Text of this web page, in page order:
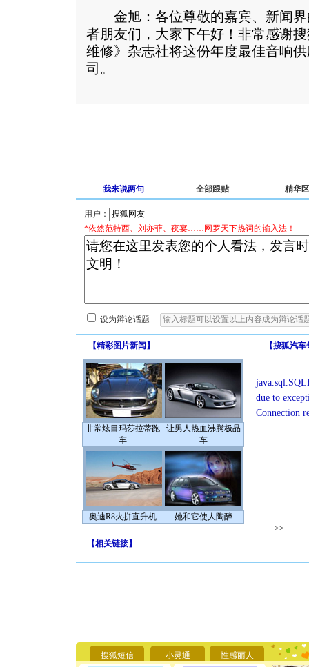
金旭：各位尊敬的嘉宾、新闻界
者朋友们，大家下午好！非常感谢
维修》杂志社将这份年度最佳音响
司。
我来说两句 全部跟贴 精华区
用户：
*依然范特西、刘亦菲、夜宴……网罗天下热词的输入法！
设为辩论话题
【精彩图片新闻 】
非常炫目玛莎拉蒂跑
车
让男人热血沸腾极品
车
奥迪R8火拼直升机 她和它使人陶醉
【搜狐汽车
due to
Connection
>>
【相关链接】
搜狐短信 小灵通 性感丽人
[圣诞节]
能正大光